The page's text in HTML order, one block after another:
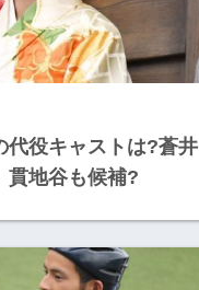
代役キャストは?蒼井
貫地谷も候補?